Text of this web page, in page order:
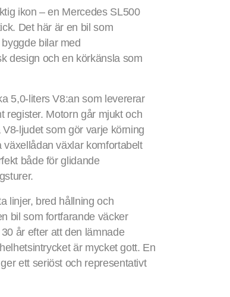
ikon – en Mercedes SL500
Det här är en bil som
bilar med
design och en körkänsla som
5,0-liters V8:an som levererar
register. Motorn går mjukt och
ljudet som gör varje körning
växlar komfortabelt
både för glidande
linjer, bred hållning och
bil som fortfarande väcker
år efter att den lämnade
är mycket gott. En
ett seriöst och representativt